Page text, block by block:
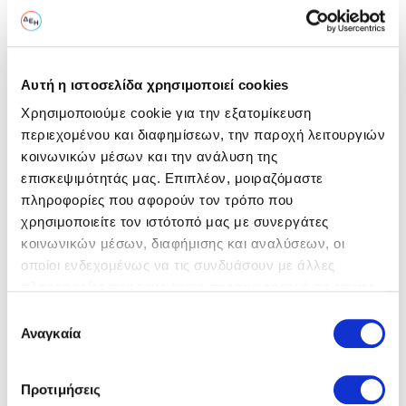
Αυτή η ιστοσελίδα χρησιμοποιεί cookies
Χρησιμοποιούμε cookie για την εξατομίκευση
περιεχομένου και διαφημίσεων, την παροχή λειτουργιών
κοινωνικών μέσων και την ανάλυση της
επισκεψιμότητάς μας. Επιπλέον, μοιραζόμαστε
πληροφορίες που αφορούν τον τρόπο που
χρησιμοποιείτε τον ιστότοπό μας με συνεργάτες
κοινωνικών μέσων, διαφήμισης και αναλύσεων, οι
οποίοι ενδεχομένως να τις συνδυάσουν με άλλες
των υπηρεσιών τους.
συγκατάθεσης
Αναγκαία
Προτιμήσεις
Ημερομηνία (μέρα/μήνας/έτος) & 'Ωρα
20/01/2025 - 11:00
Στοιχεία Υποβολής
Καλέστε μας για πληροφορίες σχετικά με την υποβολή των
προτάσεων σας:
Πληροφορίες: Γ.Τραΐφόρου Φ.Ζαφειρίου
Υποβολή: ΔΠΕΚΕ
Ο διαγωνισμός είναι διαθέσιμος για ηλεκτρονική
Οδηγίες Ηλ. Υποβολής
Πληροφορίες παρέχονται από την κα. Γεωργία
Τραϊφόρου και τον κ. Ζαφειρίου Φώτη με